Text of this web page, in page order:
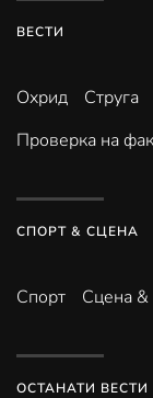
ВЕСТИ
Охрид Струга
Проверка на
СПОРТ & СЦЕНА
Спорт Сцена
ОСТАНАТИ ВЕСТИ